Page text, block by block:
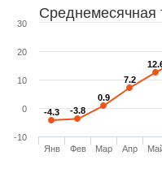
Среднемесячная
-4.3
-4.3 -3.8
-3.8
0.9
0.9
7.2
7.2
Янв Фев Мар Апр
-10
0
10
20
30